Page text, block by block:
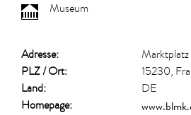
Museum
Adresse:
Marktplatz
PLZ / Ort:
15230,
Land:
DE
Homepage: